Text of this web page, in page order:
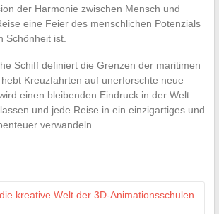
der Harmonie zwischen Mensch und
eine Feier des menschlichen Potenzials
Schönheit ist.
Schiff definiert die Grenzen der maritimen
Kreuzfahrten auf unerforschte neue
einen bleibenden Eindruck in der Welt
und jede Reise in ein einzigartiges und
verwandeln.
kreative Welt der 3D-Animationsschulen